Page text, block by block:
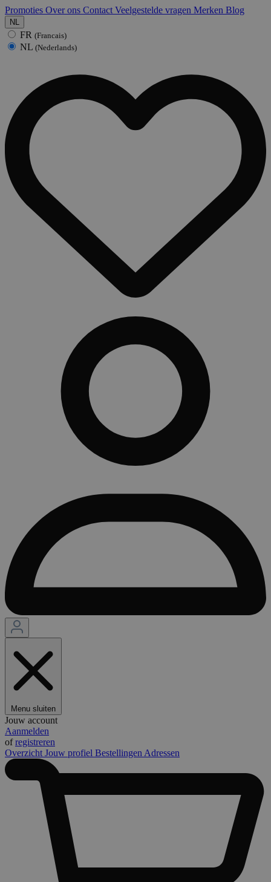
Promoties Over ons Contact Veelgestelde vragen Merken Blog
NL
FR (Francais)
NL (Nederlands)
Menu sluiten
Jouw account
Aanmelden
ofregistreren
Overzicht Jouw profiel Bestellingen Adressen